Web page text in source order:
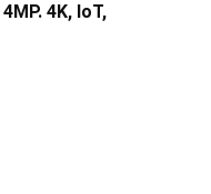
4MP. 4K, IoT,